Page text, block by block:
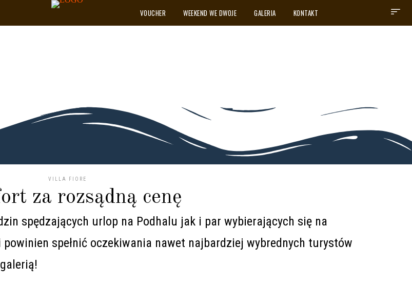
VOUCHER WEEKEND WE DWOJE GALERIA KONTAKT
VILLA FIORE
za rozsądną cenę
spędzających urlop na Podhalu jak i par wybierających się na
spełnić oczekiwania nawet najbardziej wybrednych turystów